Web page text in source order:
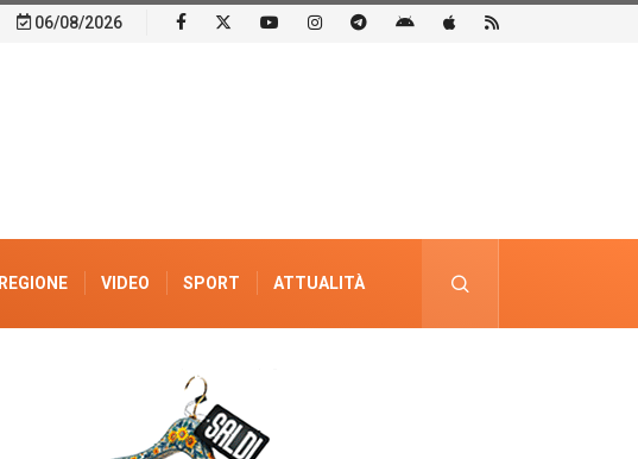
06/08/2026
REGIONE VIDEO SPORT ATTUALITÀ
PUBBLICITÀ ELETTORALE